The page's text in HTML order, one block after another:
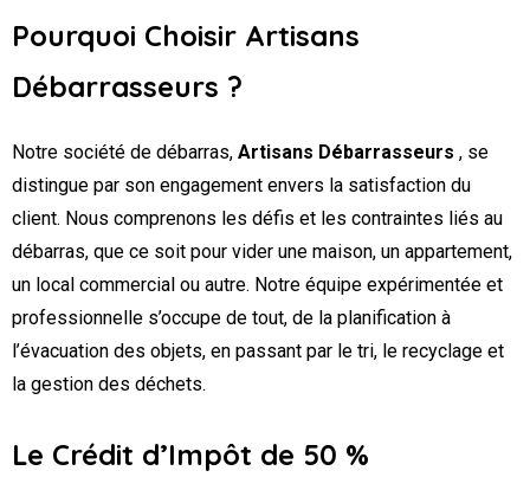
Pourquoi Choisir Artisans
Débarrasseurs ?
Notre société de débarras, Artisans Débarrasseurs , se
distingue par son engagement envers la satisfaction du
client. Nous comprenons les défis et les contraintes liés au
débarras, que ce soit pour vider une maison, un appartement,
un local commercial ou autre. Notre équipe expérimentée et
professionnelle s’occupe de tout, de la planification à
l’évacuation des objets, en passant par le tri, le recyclage et
la gestion des déchets.
Le Crédit d’Impôt de 50 %